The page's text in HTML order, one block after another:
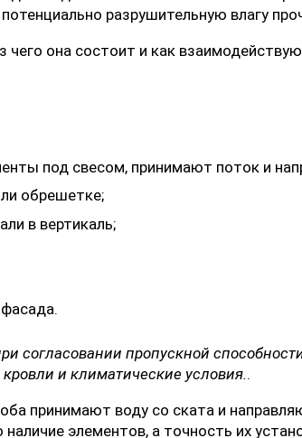
разрушительную влагу
она состоит и как
под свесом, принимают поток и
обрешетке;
в вертикаль;
согласовании пропускной
и климатические условия..
принимают воду со ската и
элементов, а точность их